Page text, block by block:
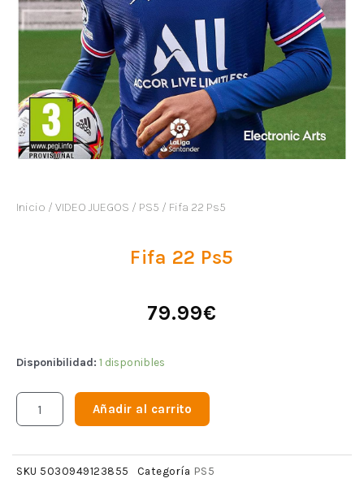
Inicio / VIDEO JUEGOS / PS5 / Fifa 22 Ps5
Fifa 22 Ps5
79.99€
Disponibilidad: 1 disponibles
Añadir al carrito
SKU 5030949123855 Categoría PS5